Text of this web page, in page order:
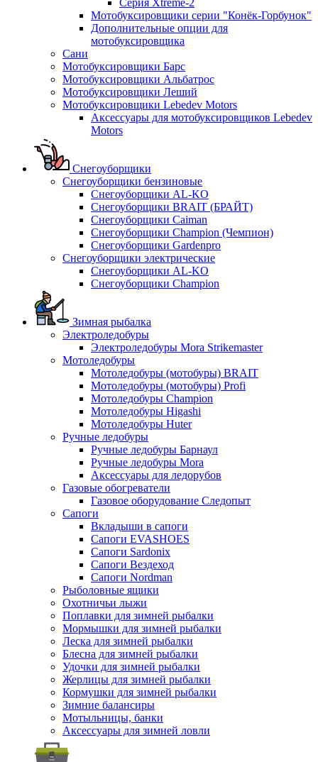
Серия Xtreme-2
Мотобуксировщики серии "Конёк-Горбунок"
Дополнительные опции для
мотобуксировщика
Сани
Мотобуксировщики Барс
Мотобуксировщики Альбатрос
Мотобуксировщики Леший
Мотобуксировщики Lebedev Motors
Аксессуары для мотобуксировщиков Lebedev
Motors
Снегоуборщики
Снегоуборщики бензиновые
Снегоуборщики AL-KO
Снегоуборщики BRAIT (БРАЙТ)
Снегоуборщики Caiman
Снегоуборщики Champion (Чемпион)
Снегоуборщики Gardenpro
Снегоуборщики электрические
Снегоуборщики AL-KO
Снегоуборщики Champion
Зимная рыбалка
Электроледобуры
Электроледобуры Mora Strikemaster
Мотоледобуры
Мотоледобуры (мотобуры) BRAIT
Мотоледобуры (мотобуры) Profi
Мотоледобуры Champion
Мотоледобуры Higashi
Мотоледобуры Huter
Ручные ледобуры
Ручные ледобуры Барнаул
Ручные ледобуры Mora
Аксессуары для ледорубов
Газовые обогреватели
Газовое оборудование Следопыт
Сапоги
Вкладыши в сапоги
Сапоги EVASHOES
Сапоги Sardonix
Сапоги Вездеход
Сапоги Nordman
Рыболовные ящики
Охотничьи лыжи
Поплавки для зимней рыбалки
Мормышки для зимней рыбалки
Леска для зимней рыбалки
Блесна для зимней рыбалки
Удочки для зимней рыбалки
Жерлицы для зимней рыбалки
Кормушки для зимней рыбалки
Зимние балансиры
Мотыльницы, банки
Аксессуары для зимней ловли